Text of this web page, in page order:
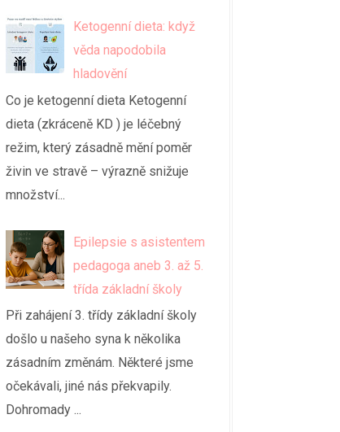
Ketogenní dieta: když
věda napodobila
hladovění
Co je ketogenní dieta Ketogenní
dieta (zkráceně KD ) je léčebný
režim, který zásadně mění poměr
živin ve stravě – výrazně snižuje
množství...
Epilepsie s asistentem
pedagoga aneb 3. až 5.
třída základní školy
Při zahájení 3. třídy základní školy
došlo u našeho syna k několika
zásadním změnám. Některé jsme
očekávali, jiné nás překvapily.
Dohromady ...